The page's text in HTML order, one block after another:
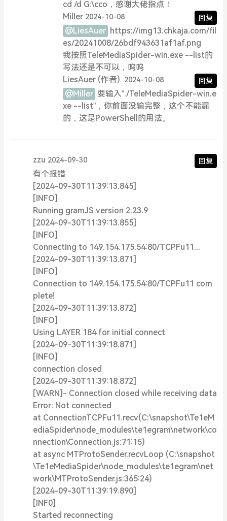
cd /d G:\cco，感谢大佬指点！
Miller 2024-10-08 回复
@LiesAuer https://img13.chkaja.com/fil
es/20241008/26bdf943631af1af.png
我按照TeleMediaSpider-win.exe --list的
写法还是不可以，呜呜
LiesAuer (作者) 2024-10-08 回复
@Miller 要输入“./TeleMediaSpider-win.e
xe --list”，你前面没输完整，这个不能漏
的，这是PowerShell的用法。
zzu 2024-09-30 回复
有个报错
[2024-09-30T11:39:13.845]
[INFO]
Running gramJS version 2.23.9
[2024-09-30T11:39:13.855]
[INFO]
Connecting to 149.154.175.54:80/TCPFu11...
[2024-09-30T11:39:13.871]
[INFO]
Connection to 149.154.175.54:80/TCPFu11 com
plete!
[2024-09-30T11:39:13.872]
[INFO]
Using LAYER 184 for initial connect
[2024-09-30T11:39:18.871]
[INFO]
connection closed
[2024-09-30T11:39:18.872]
[WARN]- Connection closed while receiving data
Error: Not connected
at ConnectionTCPFu11.recv(C:\snapshot\Te1eM
ediaSpider\node_modules\te1egram\network\co
nnection\Connection.js:71:15)
at async MTProtoSender.recvLoop (C:\snapshot
\Te1eMediaSpider\node_modules\te1egram\net
work\MTProtoSender.js:365:24)
[2024-09-30T11:39:19.890]
[INF0]
Started reconnecting